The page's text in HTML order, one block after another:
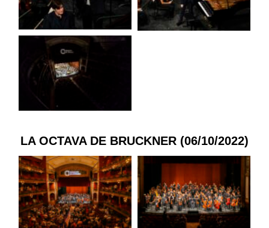
LA OCTAVA DE BRUCKNER (06/10/2022)